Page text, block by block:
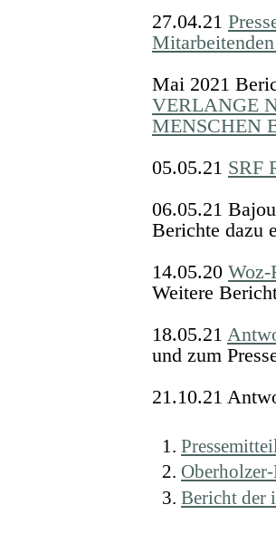
27.04.21
Mai 2021
VERLANGE
MENSCHEN
05.05.21 SRF
06.05.21
Berichte dazu
14.05.20 Woz-
Weitere
18.05.21
und zum
21.10.21
Bericht der